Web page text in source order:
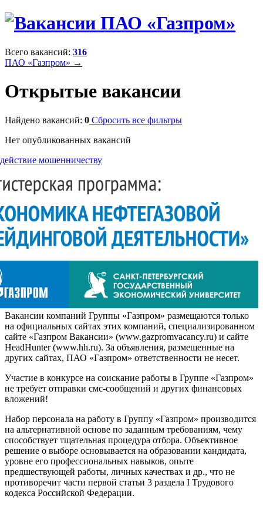
Всего вакансий: 316
ПАО «Газпром» →
Открытые вакансии
Найдено вакансий: 0 Сбросить все фильтры
Нет опубликованных вакансий
мошенничеству
Вакансии компаний Группы «Газпром» размещаются только
на официальных сайтах этих компаний, специализированном
сайте «Газпром Вакансии» (www.gazpromvacancy.ru) и сайте
HeadHunter (www.hh.ru). За объявления, размещенные на
других сайтах, ПАО «Газпром» ответственности не несет.
Участие в конкурсе на соискание работы в Группе «Газпром»
не требует отправки смс-сообщений и других финансовых
вложений!
Набор персонала на работу в Группу «Газпром» производится
на альтернативной основе по заданным требованиям, чему
способствует тщательная процедура отбора. Объективное
решение о выборе основывается на образовании кандидата,
уровне его профессиональных навыков, опыте
предшествующей работы, личных качествах и др., что не
противоречит части первой статьи 3 раздела I Трудового
кодекса Российской Федерации.